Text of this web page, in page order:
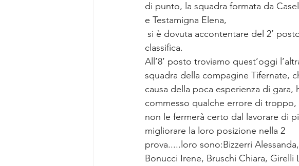
di punto, la squadra formata da
e Testamigna Elena,
classifica.
All’8’ posto troviamo quest’oggi
squadra della compagine Tifernate,
causa della poca esperienza di gara,
commesso qualche errore di troppo,
non le fermerà certo dal lavorare di
migliorare la loro posizione nella 2
prova.....loro sono:Bizzerri Alessanda,
Bonucci Irene, Bruschi Chiara, Girelli